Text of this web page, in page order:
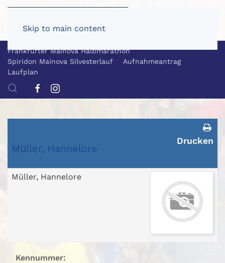
Skip to main content
Frankfurter Mainova Halbmarathon
Spiridon Mainova Silvesterlauf
Aufnahmeantrag
Laufplan
Drucken
Müller, Hannelore
Müller, Hannelore
Kennummer: